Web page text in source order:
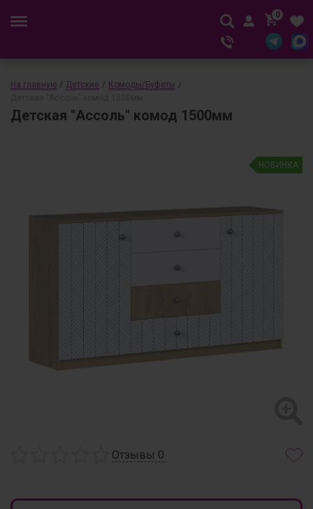
0
На главную / Детские / Комоды/Буфеты /
Детская "Ассоль" комод 1500мм
НОВИНКА
Отзывы 0